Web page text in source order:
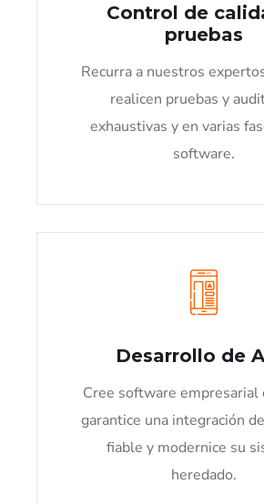
Control de
pruebas
Recurra a nuestros
realicen pruebas y
exhaustivas y en varias
software.
Desarrollo de
Cree software empresarial
garantice una integración
fiable y modernice su
heredado.